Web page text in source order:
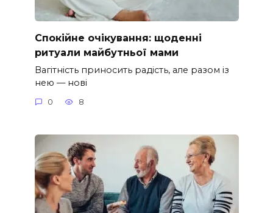
Спокійне очікування: щоденні
ритуали майбутньої мами
Вагітність приносить радість, але разом із
нею — нові
0 8